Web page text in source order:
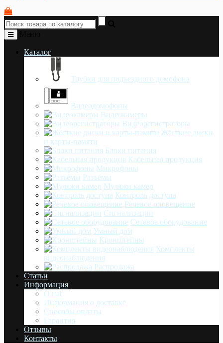
Каталог
Трубки для подъездного домофона
Видеодомофоны
Видеокамеры
Видеорегистраторы
Жёсткие диски
и карты-памяти
Блоки питания
Кабельная продукция
Микрофоны
Разъёмы
Муляжи камер
Контроль доступа
Речевое оповещение
Сигнализации
Сетевое оборудование
Умный дом
Кронштейны
Комплекты
видеонаблюдения
Распродажа
Статьи
Информация
О нас
Информация о доставке
Cпособы оплаты
Гарантия
Отзывы
Контакты